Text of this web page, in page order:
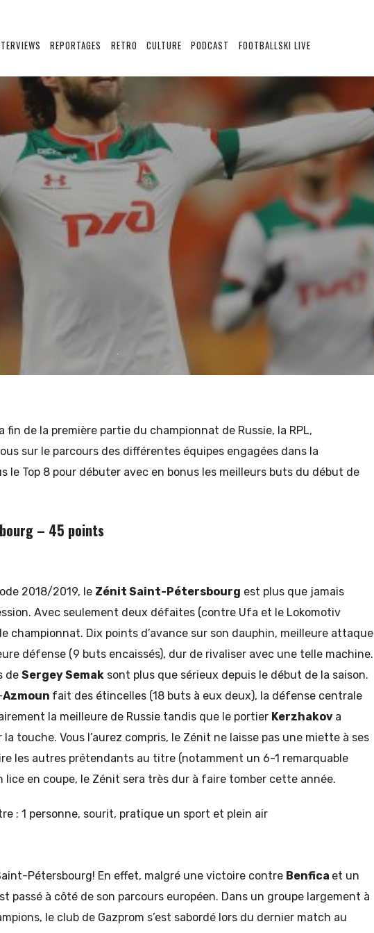
REPORTAGES RETRO CULTURE PODCAST FOOTBALLSKI LIVE
fin de la première partie du championnat de Russie, la RPL,
sur le parcours des différentes équipes engagées dans la
le Top 8 pour débuter avec en bonus les meilleurs buts du début de
– 45 points
2018/2019, le Zénit Saint-Pétersbourg est plus que jamais
Avec seulement deux défaites (contre Ufa et le Lokomotiv
championnat. Dix points d’avance sur son dauphin, meilleure attaque
défense (9 buts encaissés), dur de rivaliser avec une telle machine.
de Sergey Semak sont plus que sérieux depuis le début de la saison.
Azmoun fait des étincelles (18 buts à eux deux), la défense centrale
la meilleure de Russie tandis que le portier Kerzhakov a
la touche. Vous l’aurez compris, le Zénit ne laisse pas une miette à ses
les autres prétendants au titre (notamment un 6-1 remarquable
lice en coupe, le Zénit sera très dur à faire tomber cette année.
Pétersbourg! En effet, malgré une victoire contre Benfica et un
passé à côté de son parcours européen. Dans un groupe largement à
le club de Gazprom s’est sabordé lors du dernier match au